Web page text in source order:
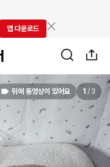
앱 다운로드
뒤에 동영상이 있어요 1 / 3